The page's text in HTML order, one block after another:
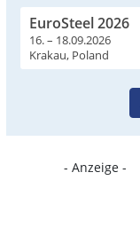
EuroSteel 2026
16. – 18.09.2026
Krakau, Poland
- Anzeige -